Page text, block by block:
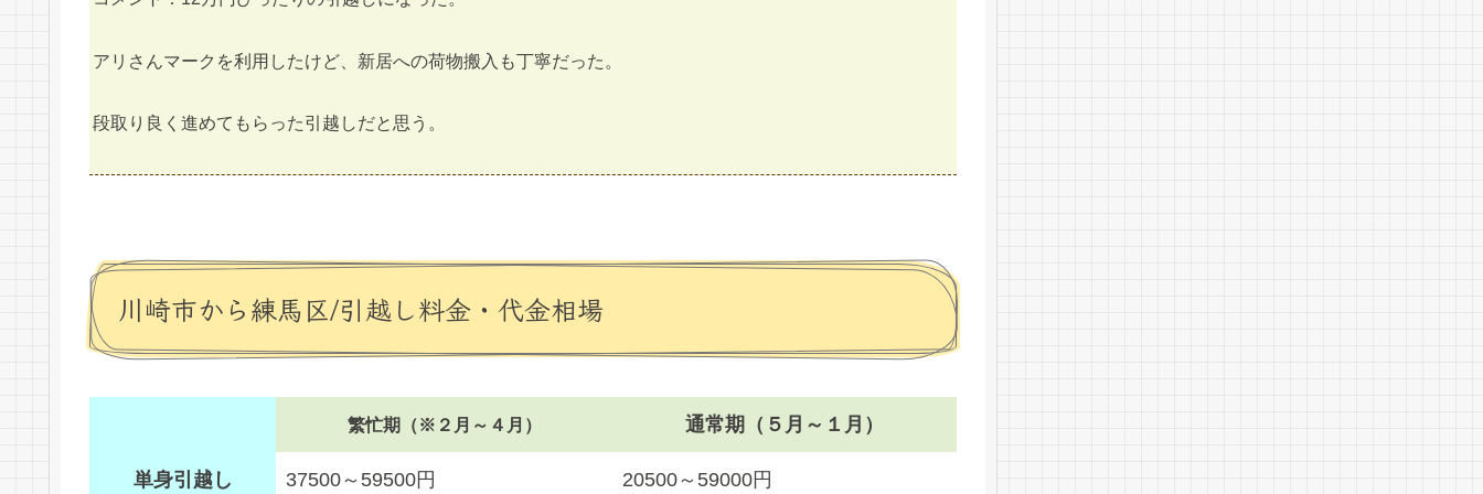
アリさんマークを利用したけど、新居への荷物搬入も丁寧だった。
段取り良く進めてもらった引越しだと思う。
川崎市から練馬区/引越し料金・代金相場
繁忙期（※２月～４月） 通常期（５月～１月）
単身引越し 37500～59500円 20500～59000円